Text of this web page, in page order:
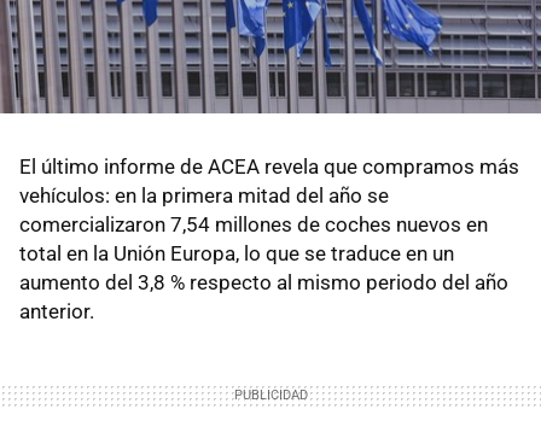
El último informe de ACEA revela que compramos más
vehículos: en la primera mitad del año se
comercializaron 7,54 millones de coches nuevos en
total en la Unión Europa, lo que se traduce en un
aumento del 3,8 % respecto al mismo periodo del año
anterior.